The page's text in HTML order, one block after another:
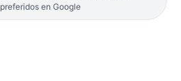
preferidos en Google